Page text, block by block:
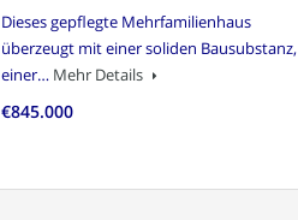
Dieses gepflegte Mehrfamilienhaus
überzeugt mit einer soliden Bausubstanz,
einer… Mehr Details
€845.000